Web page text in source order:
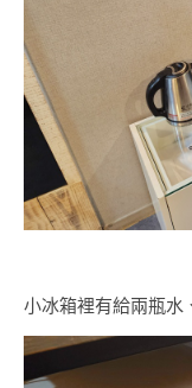
小冰箱裡有給兩瓶水